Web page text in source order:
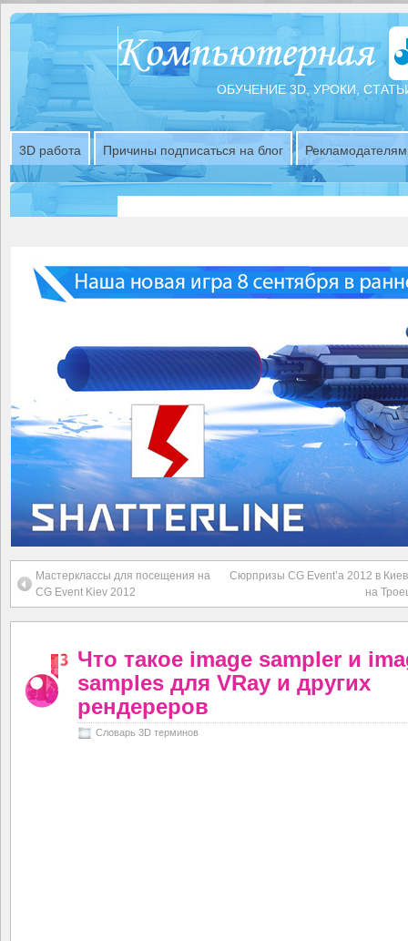
ОБУЧЕНИЕ 3D, УРОКИ,
3D работа Причины подписаться на блог Рекламодателям
Мастерклассы для посещения на
CG Event Kiev 2012
Сюрпризы CG Event’а 2012 в
на
Что такое image sampler и
samples для VRay и других
рендереров
Словарь 3D терминов